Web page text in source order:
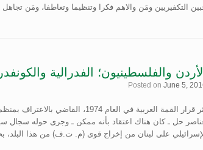
التكفيريين ومَن والاهم فكرا وتنظيما وتعاطفا، ومَن
والفلسطينيون؛ الفدرالية
Posted on June 5,
إثر قرار القمة العربية في العام
الإسرائيلي على لبنان من إخراج قوى (م. ت.ف) من هذا